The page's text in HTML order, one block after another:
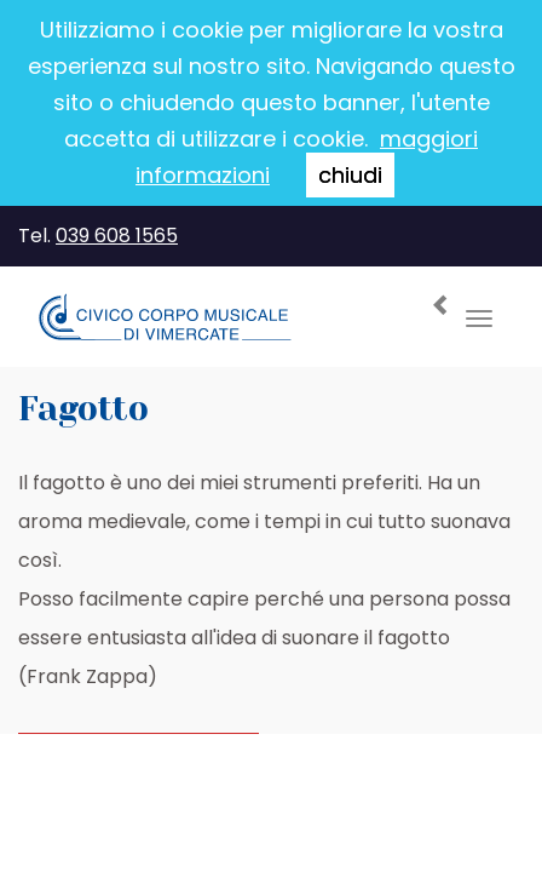
Utilizziamo i cookie per migliorare la vostra
esperienza sul nostro sito. Navigando questo
sito o chiudendo questo banner, l'utente
accetta di utilizzare i cookie. maggiori
informazioni
chiudi
Tel. 039 608 1565
Fagotto
Il fagotto è uno dei miei strumenti preferiti. Ha un
aroma medievale, come i tempi in cui tutto suonava
così.
Posso facilmente capire perché una persona possa
essere entusiasta all'idea di suonare il fagotto
(Frank Zappa)